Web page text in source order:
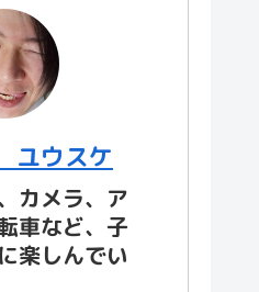
ウスケ
カメラ、ア
車など、子
楽しんでい